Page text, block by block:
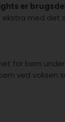
er
med det
for børn
ved voksen